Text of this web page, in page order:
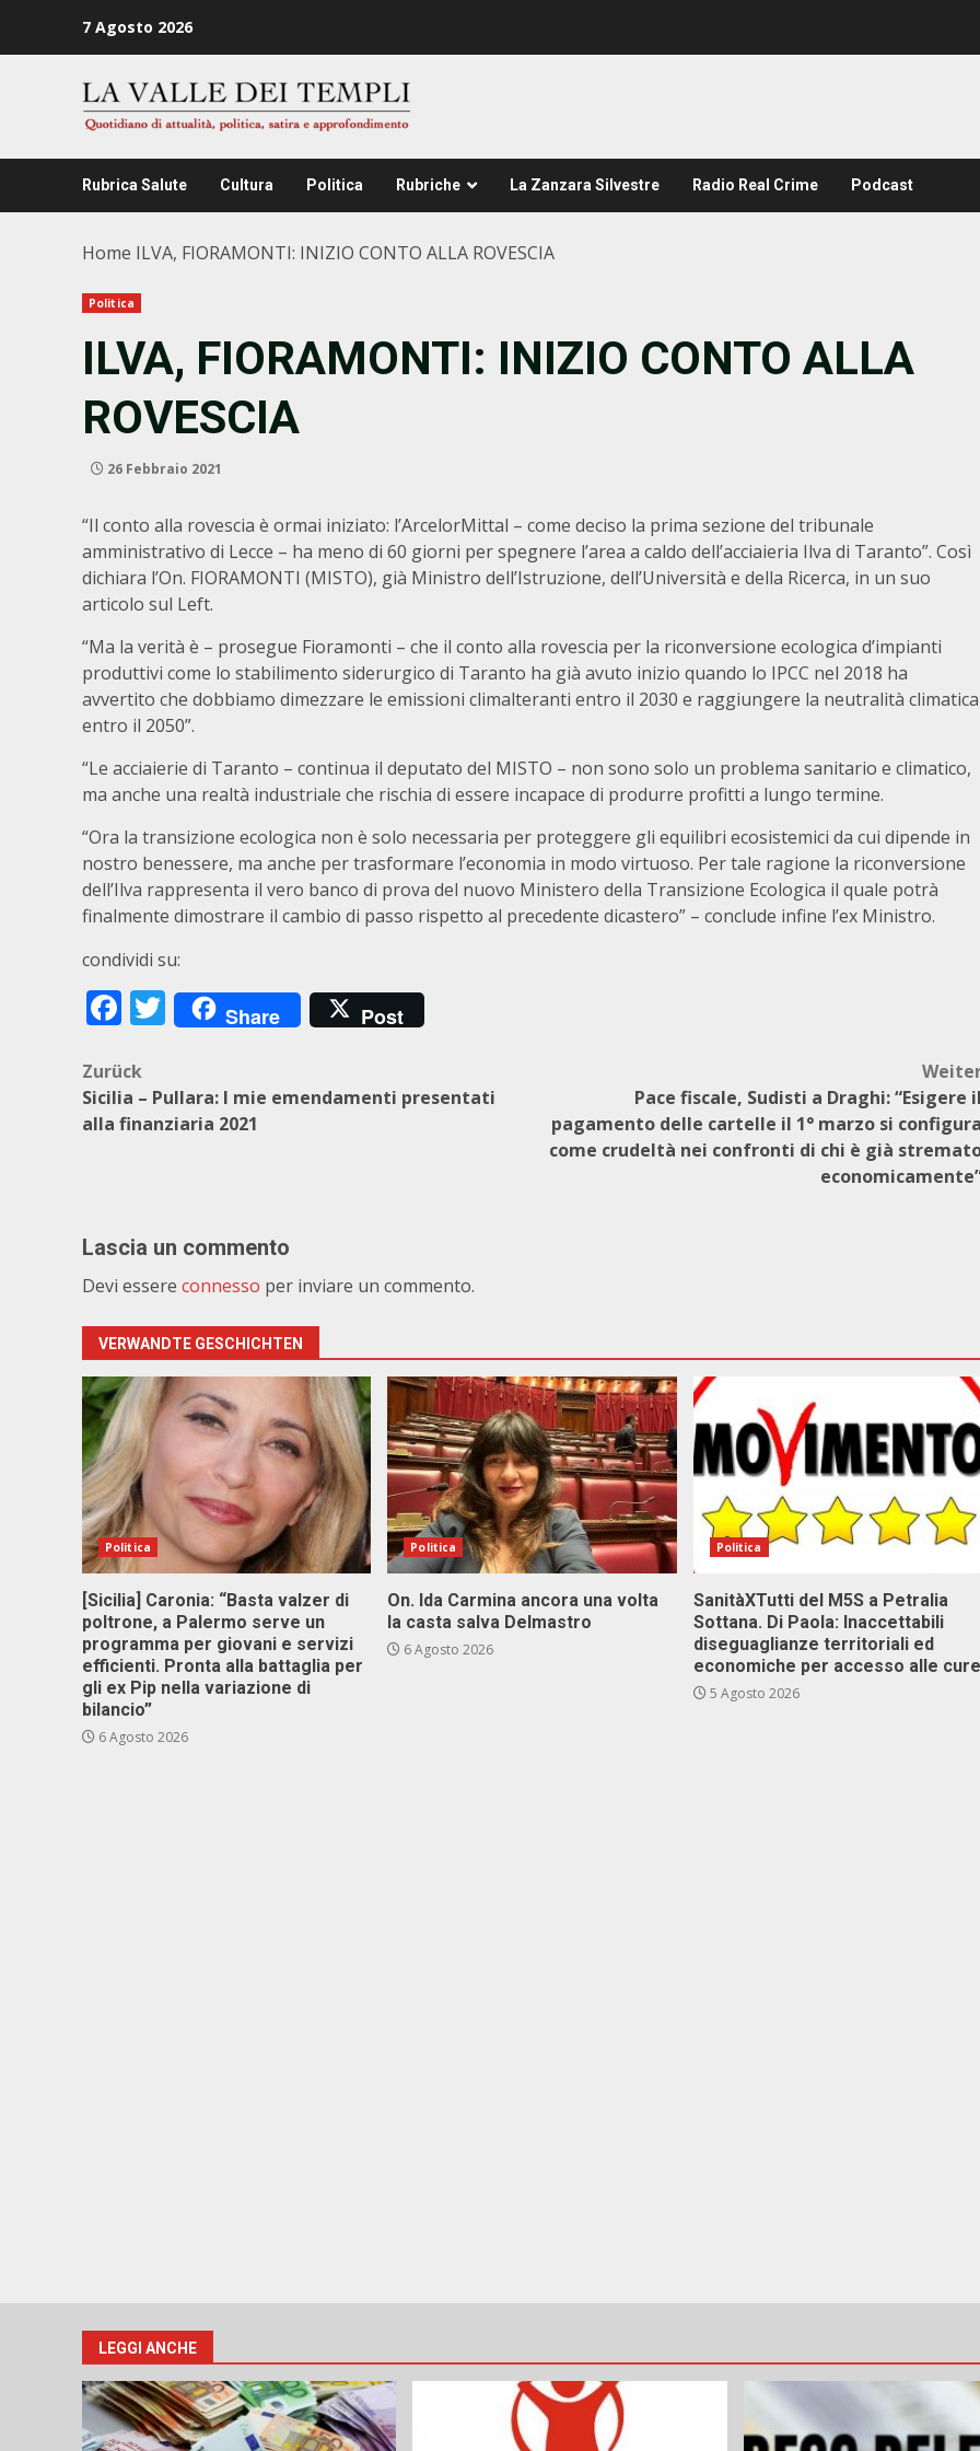
7 Agosto 2026
Rubrica Salute Cultura Politica Rubriche La Zanzara Silvestre Radio Real Crime Podcast
Home ILVA, FIORAMONTI: INIZIO CONTO ALLA ROVESCIA
Politica
ILVA, FIORAMONTI: INIZIO CONTO ALLA
ROVESCIA
26 Febbraio 2021
“Il conto alla rovescia è ormai iniziato: l’ArcelorMittal – come deciso la prima sezione del tribunale
amministrativo di Lecce – ha meno di 60 giorni per spegnere l’area a caldo dell’acciaieria Ilva di Taranto”. Così
dichiara l’On. FIORAMONTI (MISTO), già Ministro dell’Istruzione, dell’Università e della Ricerca, in un suo
articolo sul Left.
“Ma la verità è – prosegue Fioramonti – che il conto alla rovescia per la riconversione ecologica d’impianti
produttivi come lo stabilimento siderurgico di Taranto ha già avuto inizio quando lo IPCC nel 2018 ha
avvertito che dobbiamo dimezzare le emissioni climalteranti entro il 2030 e raggiungere la neutralità climatica
entro il 2050”.
“Le acciaierie di Taranto – continua il deputato del MISTO – non sono solo un problema sanitario e climatico,
ma anche una realtà industriale che rischia di essere incapace di produrre profitti a lungo termine.
“Ora la transizione ecologica non è solo necessaria per proteggere gli equilibri ecosistemici da cui dipende in
nostro benessere, ma anche per trasformare l’economia in modo virtuoso. Per tale ragione la riconversione
dell’Ilva rappresenta il vero banco di prova del nuovo Ministero della Transizione Ecologica il quale potrà
finalmente dimostrare il cambio di passo rispetto al precedente dicastero” – conclude infine l’ex Ministro.
condividi su:
Facebook
Twitter
Share Post
Beitragsnavigation
Zurück
Sicilia – Pullara: I mie emendamenti presentati
alla finanziaria 2021
Pace fiscale, Sudisti a Draghi: “Esigere
pagamento delle cartelle il 1° marzo si
come crudeltà nei confronti di chi è già
Lascia un commento
Devi essere connesso per inviare un commento.
VERWANDTE GESCHICHTEN
Politica
[Sicilia] Caronia: “Basta valzer di
poltrone, a Palermo serve un
programma per giovani e servizi
efficienti. Pronta alla battaglia per
gli ex Pip nella variazione di
bilancio”
6 Agosto 2026
Politica
On. Ida Carmina ancora una volta
la casta salva Delmastro
6 Agosto 2026
Politica
SanitàXTutti del M5S a Petralia
Sottana. Di Paola: Inaccettabili
diseguaglianze territoriali ed
economiche per accesso alle cure
5 Agosto 2026
LEGGI ANCHE